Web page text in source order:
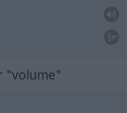
"volume"